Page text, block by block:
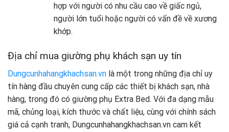
hợp với người có nhu cầu cao về giấc ngủ,
người lớn tuổi hoặc người có vấn đề về xương
khớp.
Địa chỉ mua giường phụ khách sạn uy tín
Dungcunhahangkhachsan.vn là một trong những địa chỉ uy
tín hàng đầu chuyên cung cấp các thiết bị khách sạn, nhà
hàng, trong đó có giường phụ Extra Bed. Với đa dạng mẫu
mã, chủng loại, kích thước và chất liệu, cùng với chính sách
giá cả cạnh tranh, Dungcunhahangkhachsan.vn cam kết